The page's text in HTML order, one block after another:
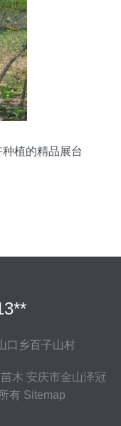
植的精品展台
口乡百子山村
苗木 安庆市金山泽冠
有 Sitemap